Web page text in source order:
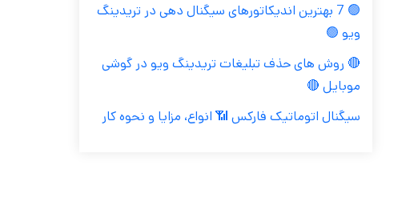
🟢 7 بهترین اندیکاتورهای سیگنال دهی در تریدینگ
ویو 🟢
🔴 روش های حذف تبلیغات تریدینگ ویو در گوشی
موبایل 🔴
سیگنال اتوماتیک فارکس 📶 انواع، مزایا و نحوه کار